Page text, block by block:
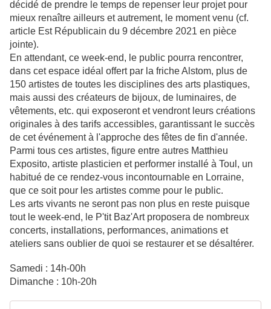
décidé de prendre le temps de repenser leur projet pour
mieux renaître ailleurs et autrement, le moment venu (cf.
article Est Républicain du 9 décembre 2021 en pièce
jointe).
En attendant, ce week-end, le public pourra rencontrer,
dans cet espace idéal offert par la friche Alstom, plus de
150 artistes de toutes les disciplines des arts plastiques,
mais aussi des créateurs de bijoux, de luminaires, de
vêtements, etc. qui exposeront et vendront leurs créations
originales à des tarifs accessibles, garantissant le succès
de cet événement à l'approche des fêtes de fin d'année.
Parmi tous ces artistes, figure entre autres Matthieu
Exposito, artiste plasticien et performer installé à Toul, un
habitué de ce rendez-vous incontournable en Lorraine,
que ce soit pour les artistes comme pour le public.
Les arts vivants ne seront pas non plus en reste puisque
tout le week-end, le P'tit Baz'Art proposera de nombreux
concerts, installations, performances, animations et
ateliers sans oublier de quoi se restaurer et se désaltérer.
Samedi : 14h-00h
Dimanche : 10h-20h